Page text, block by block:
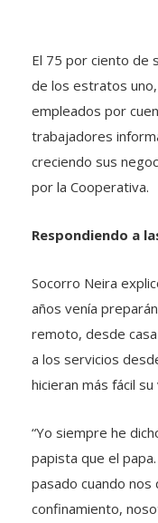
El 75 por ciento de
de los estratos
empleados por
trabajadores
creciendo sus
por la Cooperativa.
Respondiendo a
Socorro Neira
años venía
remoto, desde
a los servicios
hicieran más fácil su
“Yo siempre he
papista que el
pasado cuando nos
confinamiento,